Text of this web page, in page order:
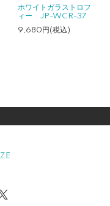
ホワイトガラストロフ
ィー JP-WCR-37
9,680円(税込)